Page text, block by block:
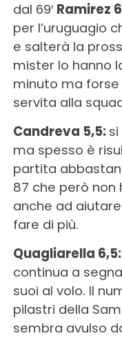
dal 69′ Ramirez
per l’uruguagio
e salterà la
mister lo hanno
minuto ma
servita alla
Candreva 5,5:
ma spesso è
partita
87 che però
anche ad
fare di più.
Quagliarella 6,5:
continua a
suoi al volo. Il
pilastri della
sembra avulso